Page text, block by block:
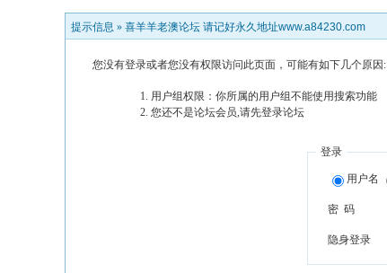
提示信息 » 喜羊羊老澳论坛 请记好永久地址www.a84230.com
您没有登录或者您没有权限访问此页面，可能有如下几个原因:
用户组权限：你所属的用户组不能使用搜索功能
您还不是论坛会员,请先登录论坛
登录
用户名
密 码
隐身登录